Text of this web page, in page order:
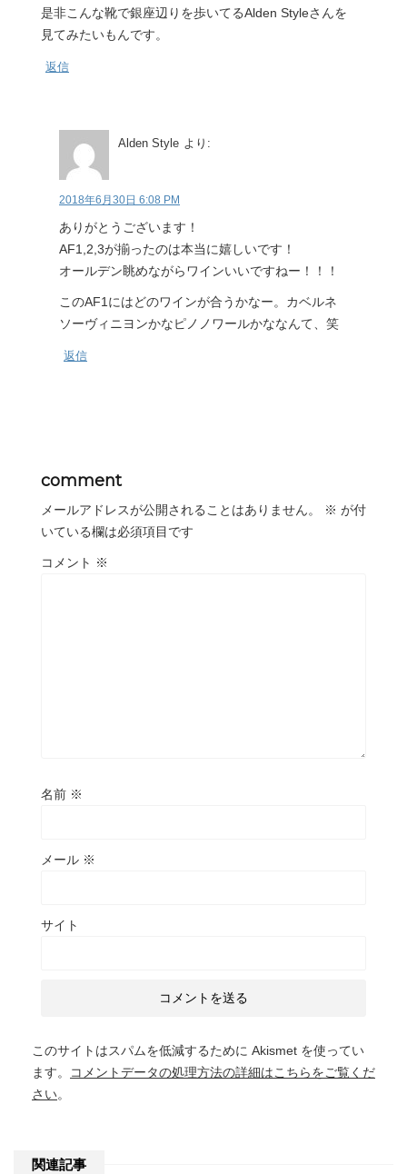
是非こんな靴で銀座辺りを歩いてるAlden Styleさんを
見てみたいもんです。
返信
Alden Style より:
2018年6月30日 6:08 PM
ありがとうございます！
AF1,2,3が揃ったのは本当に嬉しいです！
オールデン眺めながらワインいいですねー！！！
このAF1にはどのワインが合うかなー。カベルネ
ソーヴィニヨンかなピノノワールかななんて、笑
返信
comment
メールアドレスが公開されることはありません。 ※ が付
いている欄は必須項目です
コメント ※
名前 ※
メール ※
サイト
このサイトはスパムを低減するために Akismet を使ってい
ます。
コメントデータの処理方法の詳細はこちらをご覧くだ
さい。
関連記事